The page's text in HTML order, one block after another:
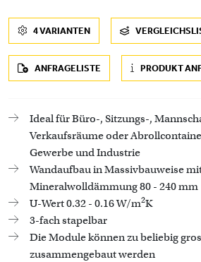
4 VARIANTEN
ANFRAGELISTE PRODUKT
Ideal für Büro-, Sitzungs-,
Verkaufsräume oder
Gewerbe und Industrie
Wandaufbau in Massivbauweise
Mineralwolldämmung 80 - 240 mm
U-Wert 0.32 - 0.16 W/m2K
3-fach stapelbar
Die Module können zu beliebig
zusammengebaut werden